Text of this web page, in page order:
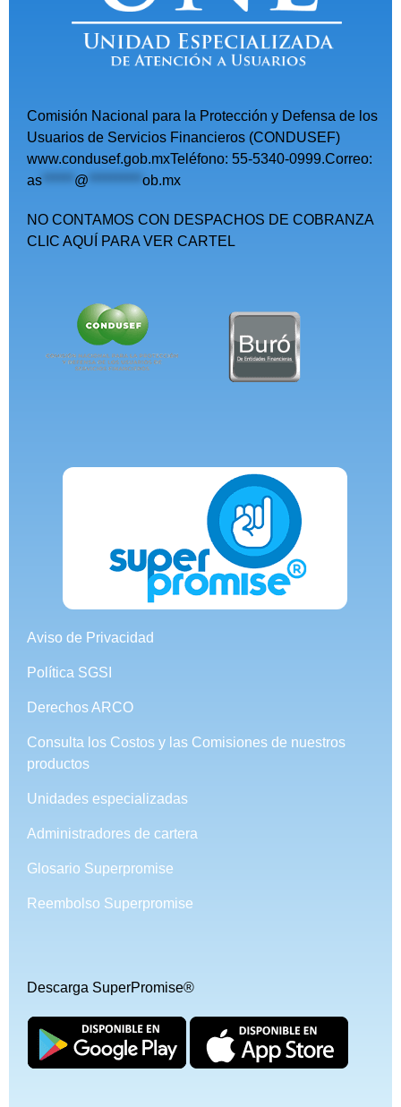
Comisión Nacional para la Protección y Defensa de los
Usuarios de Servicios Financieros (CONDUSEF)
www.condusef.gob.mxTeléfono: 55-5340-0999.Correo:
as ****** @ ********** ob.mx
NO CONTAMOS CON DESPACHOS DE COBRANZA
CLIC AQUÍ PARA VER CARTEL
Aviso de Privacidad
Política SGSI
Derechos ARCO
Consulta los Costos y las Comisiones de nuestros
productos
Unidades especializadas
Administradores de cartera
Glosario Superpromise
Reembolso Superpromise
Descarga SuperPromise®